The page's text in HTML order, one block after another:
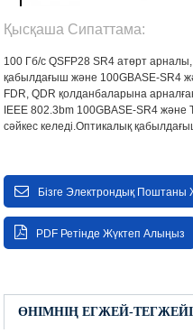
Қысқаша Сипаттама:
100 Гб/с QSFP28 SR4 атөрт
қабылдағыш және 100GBASE-SR4
FDR, QDR қолданбаларына
IEEE 802.3bm 100GBASE-SR4
сәйкес келеді.Оптикалық
Бізге Электрондық Поштаны
PDF Ретінде Жүктеп Алыңыз
ӨНІМНІҢ ЕГЖЕЙ-ТЕГЖЕЙІ